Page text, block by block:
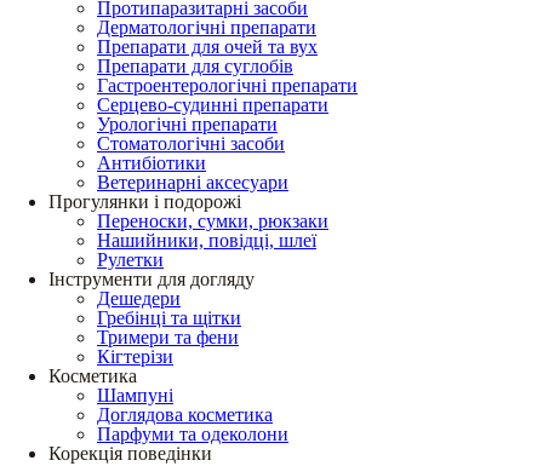
Протипаразитарні засоби
Дерматологічні препарати
Препарати для очей та вух
Препарати для суглобів
Гастроентерологічні препарати
Серцево-судинні препарати
Урологічні препарати
Стоматологічні засоби
Антибіотики
Ветеринарні аксесуари
Прогулянки і подорожі
Переноски, сумки, рюкзаки
Нашийники, повідці, шлеї
Рулетки
Інструменти для догляду
Дешедери
Гребінці та щітки
Тримери та фени
Кігтерізи
Косметика
Шампуні
Доглядова косметика
Парфуми та одеколони
Корекція поведінки